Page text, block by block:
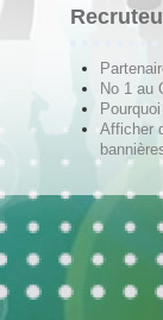
No 1 au
Afficher